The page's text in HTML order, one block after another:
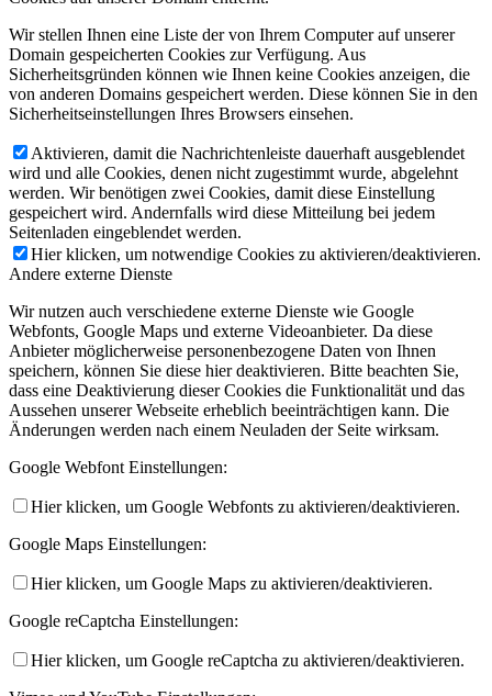
Wir stellen Ihnen eine Liste der von Ihrem Computer auf unserer
Domain gespeicherten Cookies zur Verfügung. Aus
Sicherheitsgründen können wie Ihnen keine Cookies anzeigen, die
von anderen Domains gespeichert werden. Diese können Sie in den
Sicherheitseinstellungen Ihres Browsers einsehen.
Aktivieren, damit die Nachrichtenleiste dauerhaft ausgeblendet
wird und alle Cookies, denen nicht zugestimmt wurde, abgelehnt
werden. Wir benötigen zwei Cookies, damit diese Einstellung
gespeichert wird. Andernfalls wird diese Mitteilung bei jedem
Seitenladen eingeblendet werden.
Hier klicken, um notwendige Cookies zu aktivieren/deaktivieren.
Andere externe Dienste
Wir nutzen auch verschiedene externe Dienste wie Google
Webfonts, Google Maps und externe Videoanbieter. Da diese
Anbieter möglicherweise personenbezogene Daten von Ihnen
speichern, können Sie diese hier deaktivieren. Bitte beachten Sie,
dass eine Deaktivierung dieser Cookies die Funktionalität und das
Aussehen unserer Webseite erheblich beeinträchtigen kann. Die
Änderungen werden nach einem Neuladen der Seite wirksam.
Google Webfont Einstellungen:
Hier klicken, um Google Webfonts zu aktivieren/deaktivieren.
Google Maps Einstellungen:
Hier klicken, um Google Maps zu aktivieren/deaktivieren.
Google reCaptcha Einstellungen:
Hier klicken, um Google reCaptcha zu aktivieren/deaktivieren.